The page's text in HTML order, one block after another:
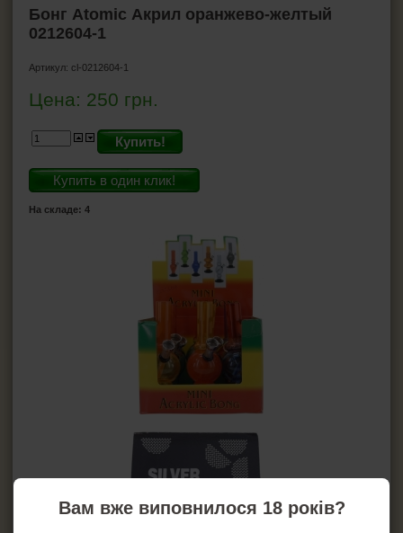
Бонг Atomic Акрил оранжево-желтый
0212604-1
Артикул: cl-0212604-1
Цена: 250 грн.
Купить!
Купить в один клик!
На складе: 4
Аксессуары для бонгов
Прекулеры для бонгов
Гриндеры
КАЛЬЯНЫ И ВСЁ ДЛЯ НИХ
Вам вже виповнилося 18 років?